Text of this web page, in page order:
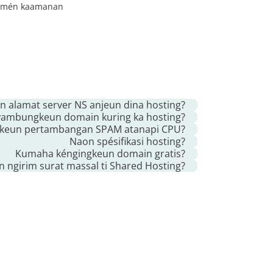
kaamanan
alamat server NS anjeun dina hosting?
domain kuring ka hosting?
, atanapi upami anjeun ngarencanakeun
pertambangan SPAM atanapi CPU?
Naon spésifikasi hosting?
GURU+
800
Kumaha kéngingkeun domain gratis?
domain mangga nulis pesen pikeun
ngirim surat massal ti Shared Hosting?